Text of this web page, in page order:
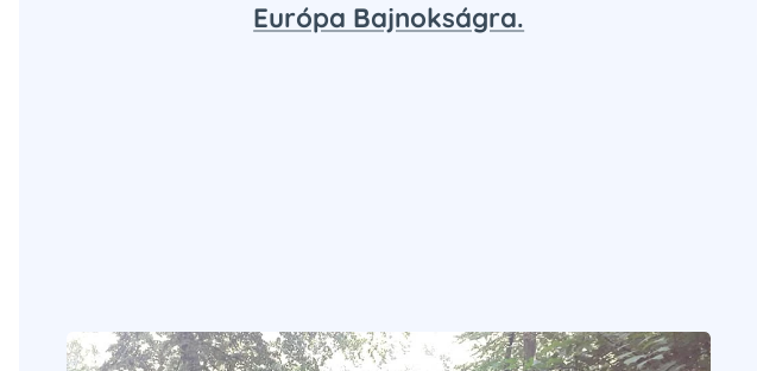
Európa Bajnokságra.